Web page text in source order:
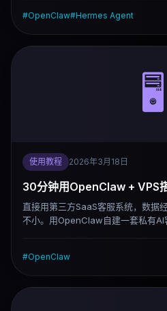
#OpenClaw#Hermes Agent
🖥️
使用教程 2026年3月18日
30分钟用OpenClaw + VPS
直接用第三方SaaS客服系统，数据
不小。用OpenClaw自建一套私有AI
#OpenClaw